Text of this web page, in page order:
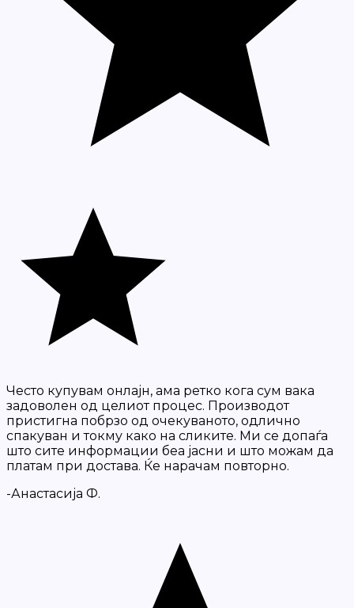
Често купувам онлајн, ама ретко кога сум вака
задоволен од целиот процес. Производот
пристигна побрзо од очекуваното, одлично
спакуван и токму како на сликите. Ми се допаѓа
што сите информации беа јасни и што можам да
платам при достава. Ќе нарачам повторно.
-Анастасија Ф.